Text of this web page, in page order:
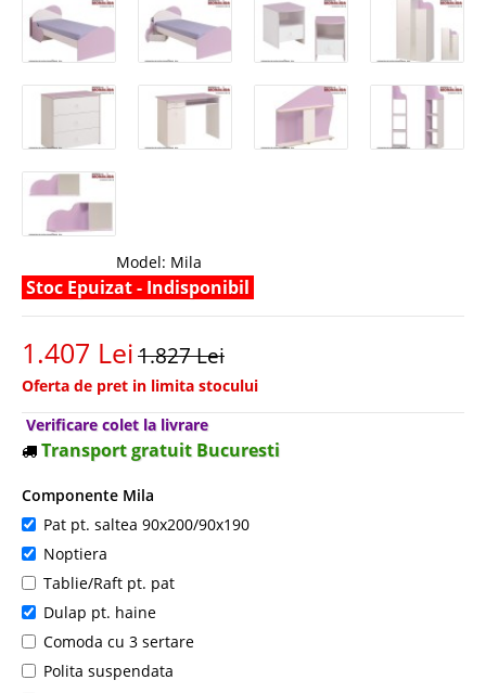
Model: Mila
Stoc Epuizat - Indisponibil
1.407 Lei1.827 Lei
Oferta de pret in limita stocului
Verificare colet la livrare
Transport gratuit Bucuresti
Componente Mila
Pat pt. saltea 90x200/90x190
Noptiera
Tablie/Raft pt. pat
Dulap pt. haine
Comoda cu 3 sertare
Polita suspendata